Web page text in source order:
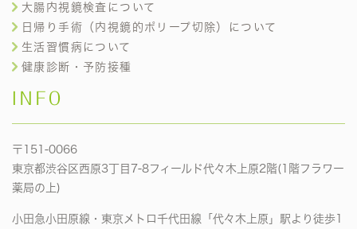
大腸内視鏡検査について
日帰り手術（内視鏡的ポリープ切除）について
生活習慣病について
健康診断・予防接種
INFO
〒151-0066
東京都渋谷区西原3丁目7-8フィールド代々木上原2階(1階フラワー
薬局の上)
小田急小田原線・東京メトロ千代田線「代々木上原」駅より徒歩1